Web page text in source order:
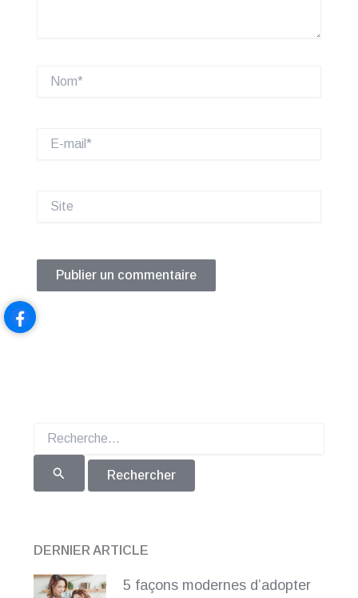
mail*
DERNIER ARTICLE
5 façons modernes d’adopter